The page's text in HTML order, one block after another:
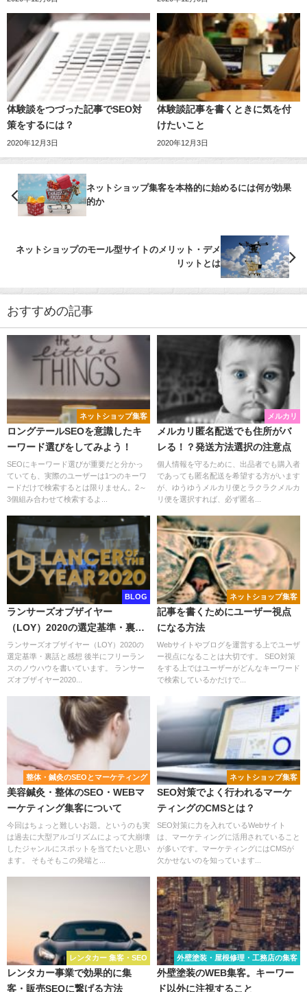
体験談をつづった記事でSEO対
策をするには？
2020年12月3日
体験談記事を書くときに気を付
けたいこと
2020年12月3日
ネットショップ集客を本格的に始めるには何が効果
的か
ネットショップのモール型サイトのメリット・デメ
リットとは
おすすめの記事
ネットショップ集客
ロングテールSEOを意識したキ
ーワード選びをしてみよう！
SEOにキーワード選びが重要だと分かっ
ていても、実際のユーザーは1つのキーワ
ードだけで検索するとは限りません。2～
3個組み合わせて検索するよ...
メルカリ
メルカリ匿名配送でも住所がバ
レる！？発送方法選択の注意点
個人情報を守るために、出品者でも購入者
であっても匿名配送を希望する方がいます
が、ゆうゆうメルカリ便とラクラクメルカ
リ便を選択すれば、必ず匿名...
BLOG
ランサーズオブザイヤー
（LOY）2020の選定基準・裏話
と感想
ランサーズオブザイヤー（LOY）2020の
選定基準・裏話と感想 後半にフリーラン
スのノウハウを書いています。 ランサー
ズオブザイヤー2020...
ネットショップ集客
記事を書くためにユーザー視点
になる方法
Webサイトやブログを運営する上でユーザ
ー視点になることは大切です。 SEO対策
をする上ではユーザーがどんなキーワード
で検索しているかだけで...
整体・鍼灸のSEOとマーケティング
美容鍼灸・整体のSEO・WEBマ
ーケティング集客について
今回はちょっと難しいお題。というのも実
は過去に大型アルゴリズムによって大崩壊
したジャンルにスポットを当てたいと思い
ます。 そもそもこの発端と...
ネットショップ集客
SEO対策でよく行われるマーケ
ティングのCMSとは？
SEO対策に力を入れているWebサイト
は、マーケティングに活用されていること
が多いです。マーケティングにはCMSが
欠かせないのを知っています...
レンタカー 集客・SEO
レンタカー事業で効果的に集
客・販売SEOに繋げる方法
外壁塗装・屋根修理・工務店の集客
外壁塗装のWEB集客。キーワー
ド以外に注視すること